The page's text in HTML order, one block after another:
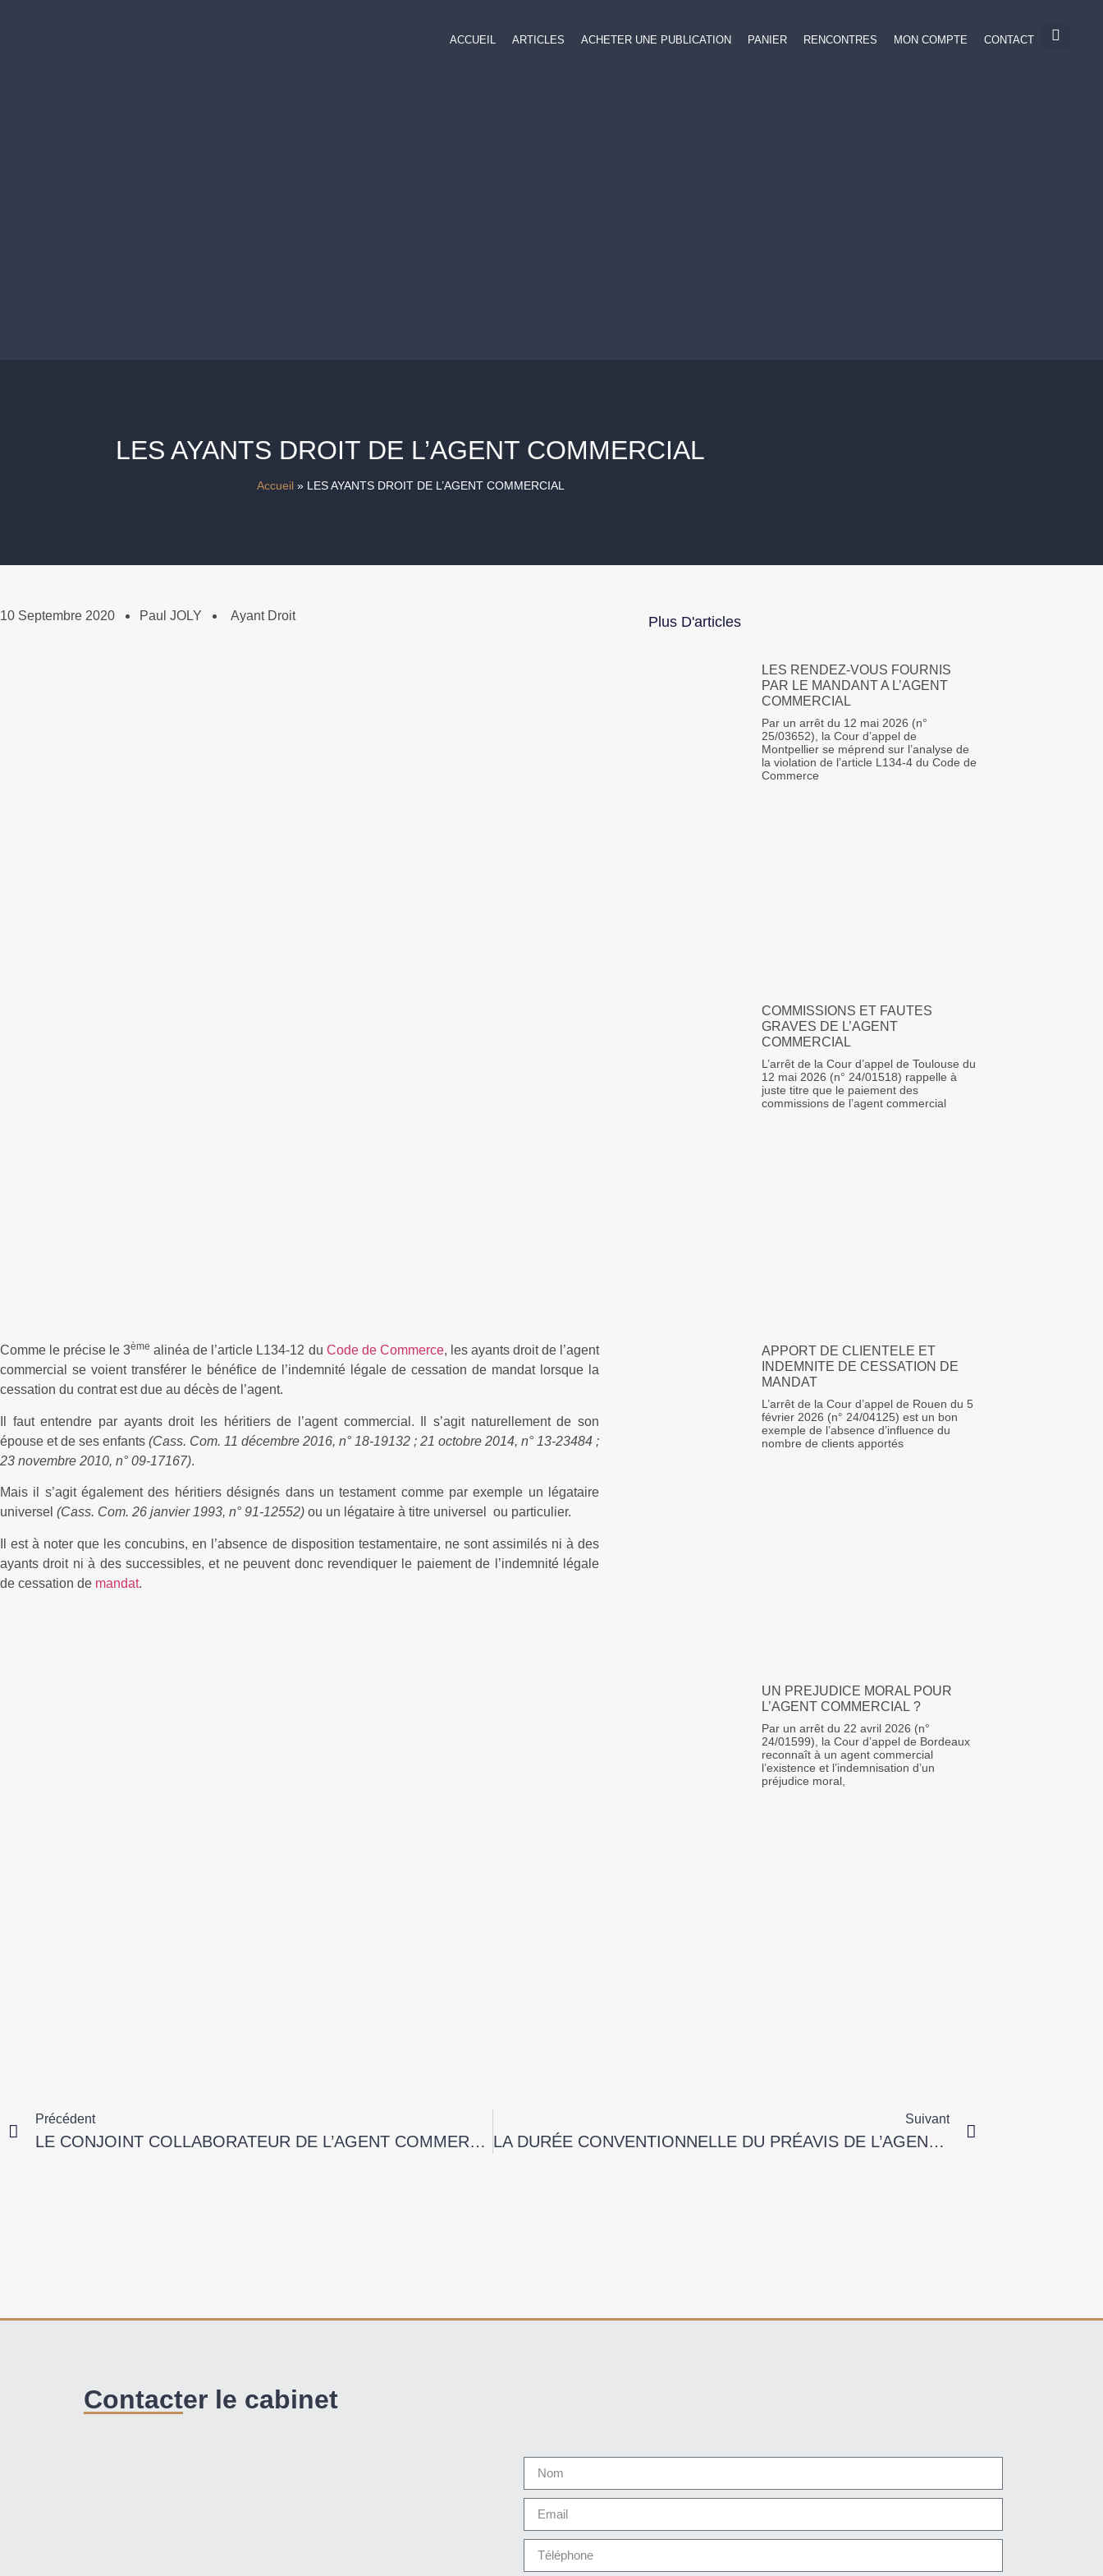
ACCUEIL ARTICLES ACHETER UNE PUBLICATION PANIER RENCONTRES MON COMPTE CONTACT
LES AYANTS DROIT DE L’AGENT COMMERCIAL
Accueil » LES AYANTS DROIT DE L’AGENT COMMERCIAL
10 Septembre 2020 Paul JOLY Ayant Droit
Comme le précise le 3ème alinéa de l’article L134-12 du Code de Commerce, les ayants droit de l’agent
commercial se voient transférer le bénéfice de l’indemnité légale de cessation de mandat lorsque la
cessation du contrat est due au décès de l’agent.
Il faut entendre par ayants droit les héritiers de l’agent commercial. Il s’agit naturellement de son
épouse et de ses enfants (Cass. Com. 11 décembre 2016, n° 18-19132 ; 21 octobre 2014, n° 13-23484 ;
23 novembre 2010, n° 09-17167).
Mais il s’agit également des héritiers désignés dans un testament comme par exemple un légataire
universel (Cass. Com. 26 janvier 1993, n° 91-12552) ou un légataire à titre universel ou particulier.
Il est à noter que les concubins, en l’absence de disposition testamentaire, ne sont assimilés ni à des
ayants droit ni à des successibles, et ne peuvent donc revendiquer le paiement de l’indemnité légale
de cessation de mandat.
Plus D'articles
LES RENDEZ-VOUS FOURNIS
PAR LE MANDANT A L’AGENT
COMMERCIAL
Par un arrêt du 12 mai 2026 (n°
25/03652), la Cour d’appel de
Montpellier se méprend sur l’analyse de
la violation de l’article L134-4 du Code de
Commerce
COMMISSIONS ET FAUTES
GRAVES DE L’AGENT
COMMERCIAL
L’arrêt de la Cour d’appel de Toulouse du
12 mai 2026 (n° 24/01518) rappelle à
juste titre que le paiement des
commissions de l’agent commercial
APPORT DE CLIENTELE ET
INDEMNITE DE CESSATION DE
MANDAT
L’arrêt de la Cour d’appel de Rouen du 5
février 2026 (n° 24/04125) est un bon
exemple de l’absence d’influence du
nombre de clients apportés
UN PREJUDICE MORAL POUR
L’AGENT COMMERCIAL ?
Par un arrêt du 22 avril 2026 (n°
24/01599), la Cour d’appel de Bordeaux
reconnaît à un agent commercial
l’existence et l’indemnisation d’un
préjudice moral,
Précédent
LE CONJOINT COLLABORATEUR DE L’AGENT COMMERCIAL
Suivant
LA DURÉE CONVENTIONNELLE DU PRÉAVIS DE L’AGENT COMMERCIAL
Contacter le cabinet